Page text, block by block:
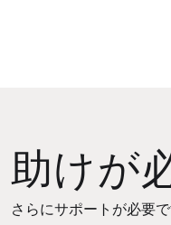
助けが
さらにサポートが必要